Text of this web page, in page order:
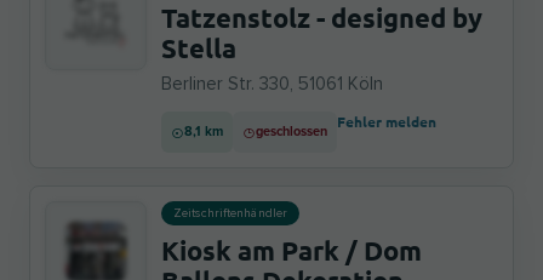
Tatzenstolz - designed by
Stella
Berliner Str. 330, 51061 Köln
8,1 km geschlossen
Fehler melden
Zeitschriftenhändler
Kiosk am Park / Dom